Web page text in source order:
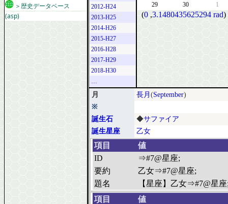
＞歴史データベース
(asp)
2012-H24
2013-H25
2014-H26
2015-H27
2016-H28
2017-H29
2018-H30
…
29
30 1
(0 ,3.1480435625294 rad)
月 長月 (September)
※
誕生石
◆サファイア
誕生星座
乙女
項目
値
ID
⇒#7@星座;
要約
乙女⇒#7@星座;
題名
【星座】乙女⇒#7@星
項目
値